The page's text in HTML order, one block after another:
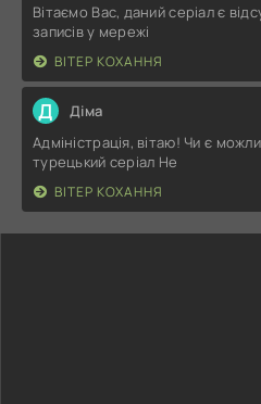
Вітаємо Вас, даний серіал є
записів у мережі
ВІТЕР КОХАННЯ
Д Діма
Адміністрація, вітаю! Чи є
турецький серіал Не
ВІТЕР КОХАННЯ